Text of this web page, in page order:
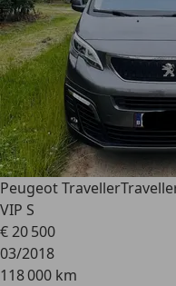
Peugeot Traveller
VIP S
€ 20 500
03/2018
118 000 km